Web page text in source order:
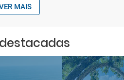
MAIS